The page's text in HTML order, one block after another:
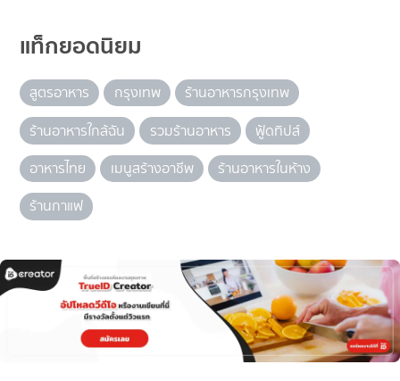
แท็กยอดนิยม
สูตรอาหาร กรุงเทพ
ร้านอาหารกรุงเทพ
ร้านอาหารใกล้ฉัน
รวมร้านอาหาร
ฟู้ดทิปส์
อาหารไทย
เมนูสร้างอาชีพ
ร้านอาหารในห้าง
ร้านกาแฟ